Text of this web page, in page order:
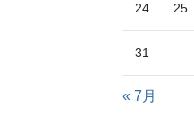
24 25
31
« 7月